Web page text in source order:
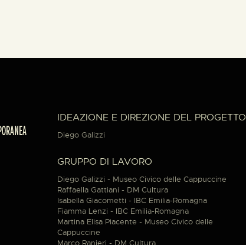
IDEAZIONE E DIREZIONE DEL PROGETTO
Diego Galizzi
GRUPPO DI LAVORO
Diego Galizzi - Museo Civico delle Cappuccine
Raffaella Gattiani - DM Cultura
Isabella Giacometti - IBC Emilia-Romagna
Fiamma Lenzi - IBC Emilia-Romagna
Martina Elisa Piacente - Museo Civico delle
Cappuccine
Marco Ranieri - DM Cultura